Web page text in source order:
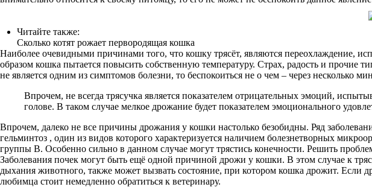
Читайте также:
Сколько котят рожает первородящая кошка
Наиболее очевидными причинами того, что кошку трясёт, являются переохлаждение,
образом кошка пытается повысить собственную температуру. Страх, радость и
не является одним из симптомов болезни, то беспокоиться не о чем – через несколько
Впрочем, не всегда трясучка является показателем отрицательных эмоций,
голове. В таком случае мелкое дрожание будет показателем эмоционального
Впрочем, далеко не все причины дрожания у кошки настолько безобидны. Ряд
гельминтоз , один из видов которого характеризуется наличием болезнетворных
группы B. Особенно сильно в данном случае могут трястись конечности. Решить
Заболевания почек могут быть ещё одной причиной дрожи у кошки. В этом случае к
дыхания животного, также может вызвать состояние, при котором кошка дрожит. Если
любимца стоит немедленно обратиться к ветеринару.